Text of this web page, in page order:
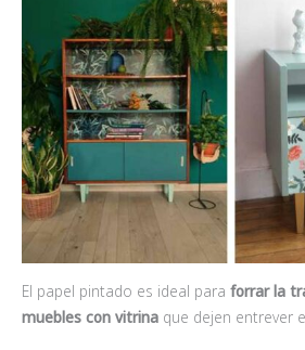
El papel pintado es ideal para forrar la
muebles con vitrina que dejen entrever